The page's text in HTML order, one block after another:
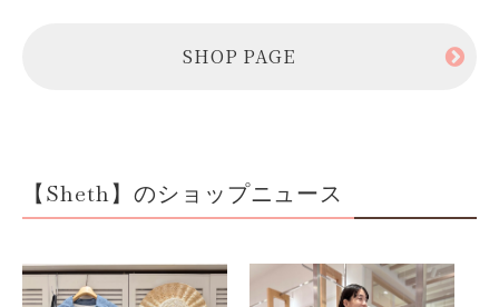
SHOP PAGE
【Sheth】のショップニュース